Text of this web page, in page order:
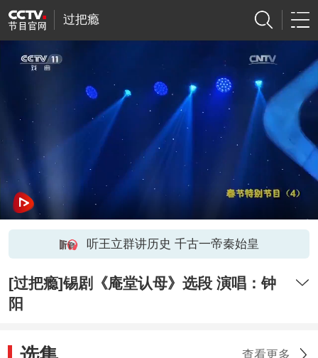
过把瘾
听王立群讲历史 千古一帝秦始皇
[过把瘾]锡剧《庵堂认母》选段 演唱：钟
阳
查看更多